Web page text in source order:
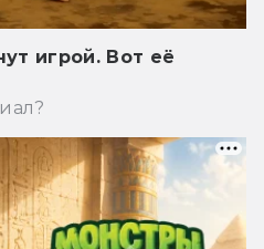
игрой. Вот её